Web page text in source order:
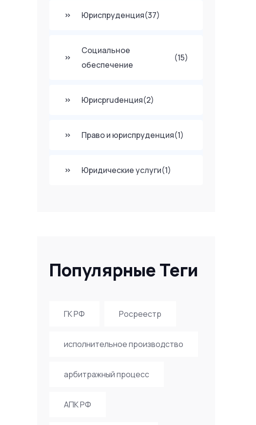
Юриспруденция(37)
Социальное
обеспечение
(15)
Юрисprudенция(2)
Право и юриспруденция(1)
Юридические услуги(1)
Популярные Теги
ГК РФ Росреестр
исполнительное производство
арбитражный процесс
АПК РФ